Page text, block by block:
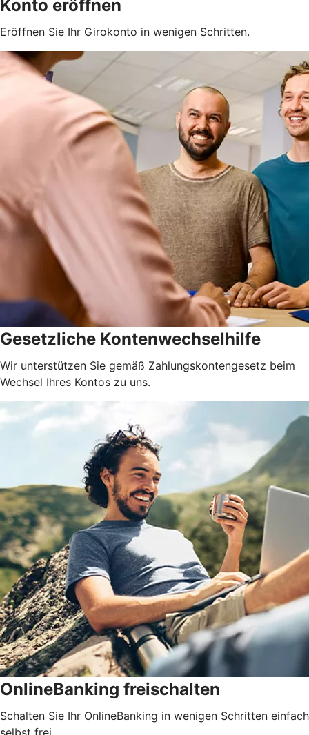
Konto eröffnen
Eröffnen Sie Ihr Girokonto in wenigen Schritten.
Gesetzliche Kontenwechselhilfe
Wir unterstützen Sie gemäß Zahlungskontengesetz beim
Wechsel Ihres Kontos zu uns.
OnlineBanking freischalten
Schalten Sie Ihr OnlineBanking in wenigen Schritten einfach
selbst frei.